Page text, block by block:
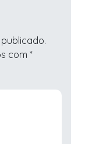
com *